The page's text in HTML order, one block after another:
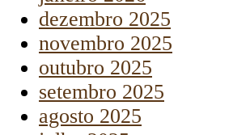
dezembro 2025
novembro 2025
outubro 2025
setembro 2025
agosto 2025